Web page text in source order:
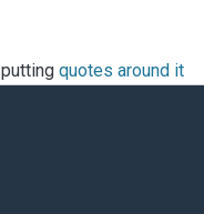
quotes around it